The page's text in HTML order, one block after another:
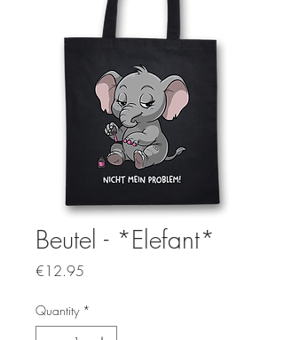
Beutel - *Elefant*
€12.95
Quantity *